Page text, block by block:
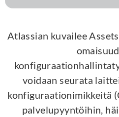
Atlassian kuvailee
voidaan seurata
konfiguraationimikkeitä
palvelupyyntöihin,